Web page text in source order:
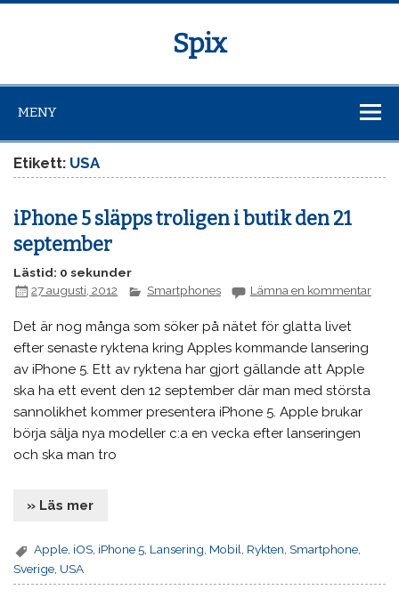
Spix
MENY
Etikett: USA
iPhone 5 släpps troligen i butik den 21
september
Lästid: 0 sekunder
27 augusti, 2012
Smartphones Lämna en kommentar
Det är nog många som söker på nätet för glatta livet
efter senaste ryktena kring Apples kommande lansering
av iPhone 5. Ett av ryktena har gjort gällande att Apple
ska ha ett event den 12 september där man med största
sannolikhet kommer presentera iPhone 5. Apple brukar
börja sälja nya modeller c:a en vecka efter lanseringen
och ska man tro
» Läs mer
Apple iOS iPhone 5 Lansering Mobil Rykten ,Smartphone
Sverige USA